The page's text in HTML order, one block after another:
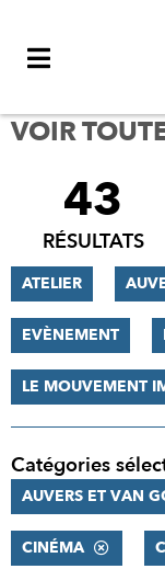
VOIR
FILTRER
RÉSULTATS
43
RÉSULTATS
ATELIER
EVÈNEMENT
LE MOUVEMENT
Catégories
AUVERS ET VAN
CINÉMA